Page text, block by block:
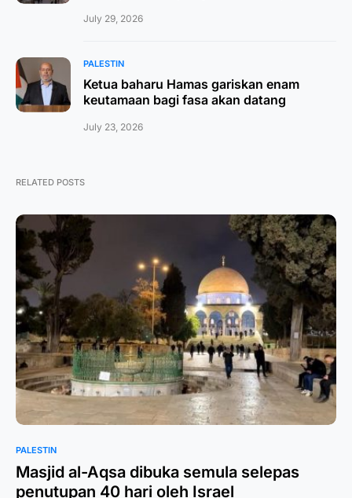
July 29, 2026
PALESTIN
Ketua baharu Hamas gariskan enam
keutamaan bagi fasa akan datang
July 23, 2026
RELATED POSTS
PALESTIN
Masjid al-Aqsa dibuka semula selepas
penutupan 40 hari oleh Israel